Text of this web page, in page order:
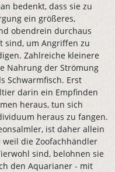
bedenkt, dass sie zu
ein größeres,
obendrein durchaus
sind, um Angriffen zu
Zahlreiche kleinere
Nahrung der Strömung
Schwarmfisch. Erst
darin ein Empfinden
heraus, tun sich
heraus zu fangen.
ist daher allein
die Zoofachhändler
sind, belohnen sie
den Aquarianer - mit